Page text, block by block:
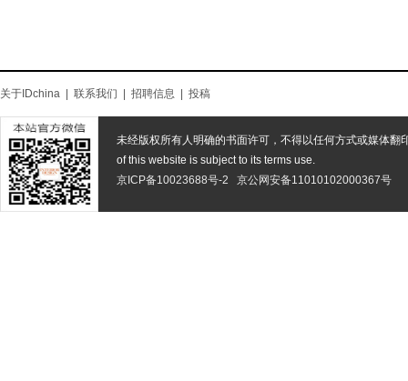
关于IDchina | 联系我们 | 招聘信息 | 投稿
未经版权所有人明确的书面许可，不得以任何方式或媒体翻
of this website is subject to its terms use.
京ICP备10023688号-2
京公网安备11010102000367号